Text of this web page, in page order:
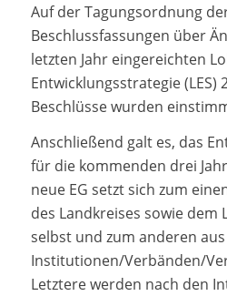
Auf der Tagungsordnung
Beschlussfassungen über
letzten Jahr eingereichten
Entwicklungsstrategie (LES)
Beschlüsse wurden
Anschließend galt es, das
für die kommenden drei
neue EG setzt sich zum
des Landkreises sowie dem
selbst und zum anderen
Institutionen/Verbänden/
Letztere werden nach den